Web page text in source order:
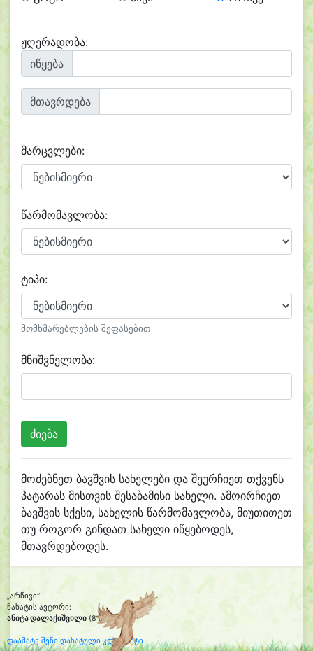
ჟღერადობა:
იწყება
მთავრდება
მარცვლები:
წარმომავლობა:
ტიპი:
მომხმარებლების შეფასებით
მნიშვნელობა:
მოძებნეთ ბავშვის სახელები და შეურჩიეთ თქვენს
პატარას მისთვის შესაბამისი სახელი. ამოირჩიეთ
ბავშვის სქესი, სახელის წარმომავლობა, მიუთითეთ
თუ როგორ გინდათ სახელი იწყებოდეს,
მთავრდებოდეს.
„არწივი“
ნახატის ავტორი:
ანიტა დალაქიშვილი (8 წლის)
დაამატე შენი დახატული კლიპარტი